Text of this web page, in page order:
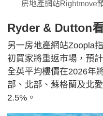
房地產網站Rightmove
Ryder & Dutton
另一房地產網站Zoopla
初買家將重返市場，預
全英平均樓價在2026年
部、北部、蘇格蘭及北
2.5%。